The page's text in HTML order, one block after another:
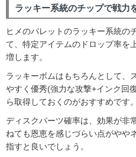
ラッキー系統のチップで戦力
ヒメのパレットのラッキー系統の
て、特定アイテムのドロップ率を
増します。
ラッキーボムはもちろんとして、
やすく優秀(強力な攻撃+インク回
ら取得しておくのがおすすめです。
ディスクパーツ確率は、効果が非
ねても恩恵を感じづらい点がやや
指すと良いでしょう。